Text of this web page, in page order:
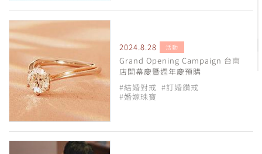
2024.8.28 活動
Grand Opening Campaign 台南
店開幕慶暨週年慶預購
#結婚對戒 #訂婚鑽戒
#婚嫁珠寶